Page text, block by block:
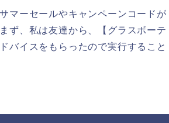
マーセールやキャンペーンコードが
ず、私は友達から、【グラスボーテ
バイスをもらったので実行すること